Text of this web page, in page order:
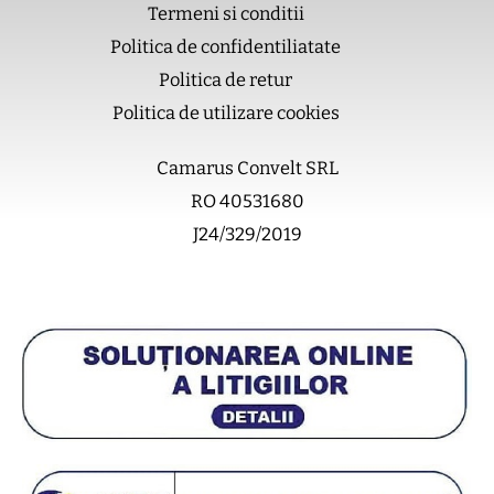
o
k
e
Termeni si conditii
Politica de confidentiliatate
Politica de retur
Politica de utilizare cookies
Camarus Convelt SRL
RO 40531680
J24/329/2019